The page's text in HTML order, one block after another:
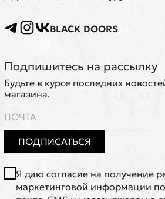
BLACK DOORS
Подпишитесь на рассылку
Будьте в курсе последних
магазина.
ПОДПИСАТЬСЯ
Я даю согласие на получение
маркетинговой информации